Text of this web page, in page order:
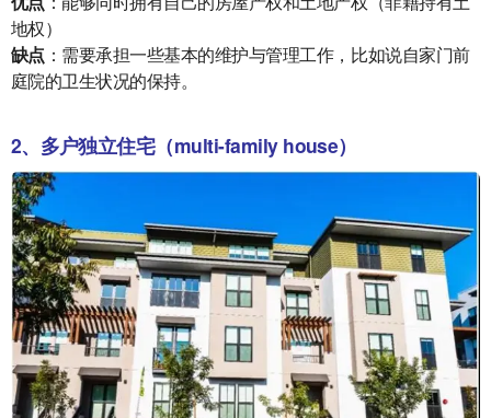
优点：能够同时拥有自己的房屋产权和土地产权（菲籍持有土
地权）
缺点：需要承担一些基本的维护与管理工作，比如说自家门前
庭院的卫生状况的保持。
2、多户独立住宅（multi-family house）